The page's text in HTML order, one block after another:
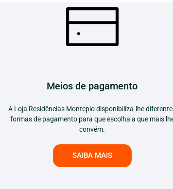
Meios de pagamento
A Loja Residências Montepio disponibiliza-lhe
formas de pagamento para que escolha a que mais
convém.
SAIBA MAIS